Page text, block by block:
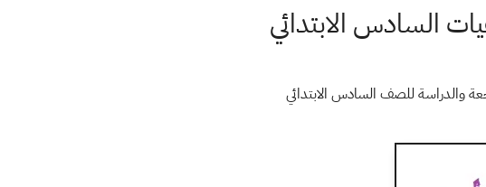
السادس الابتدائي
والدراسة للصف السادس الابتدائي